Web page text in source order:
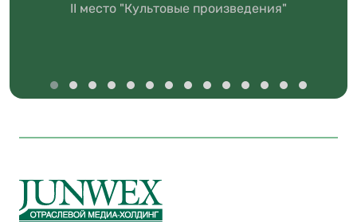
II место "Культовые произведения"